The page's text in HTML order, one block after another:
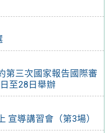
第三次國家報告國際審
至28日舉辦
宣導講習會（第3場）